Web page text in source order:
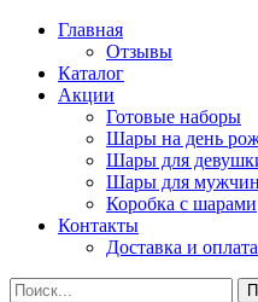
Главная
Отзывы
Каталог
Акции
Готовые наборы
Шары на день
Шары для
Шары для мужчин
Коробка с шарами
Контакты
Доставка и оплата